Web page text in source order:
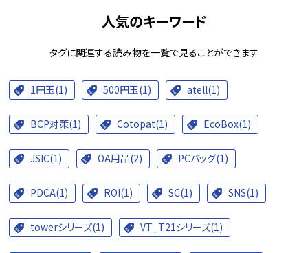
人気のキーワード
タグに関連する読み物を一覧で見ることができます
1円玉(1) 500円玉(1) atell(1)
BCP対策(1) Cotopat(1) EcoBox(1)
JSIC(1) OA用品(2) PCバッグ(1)
PDCA(1) ROI(1) SC(1) SNS(1)
towerシリーズ(1) VT_T21シリーズ(1)